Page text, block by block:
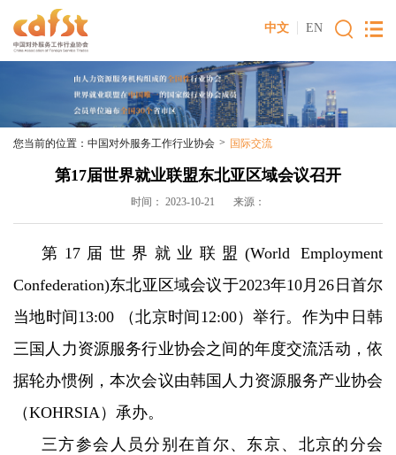
中文 EN
您当前的位置： 中国对外服务工作行业协会 > 国际交流
第17届世界就业联盟东北亚区域会议召开
时间： 2023-10-21 来源：
第17届世界就业联盟(World Employment
Confederation)东北亚区域会议于2023年10月26日首尔
当地时间13:00 （北京时间12:00）举行。作为中日韩
三国人力资源服务行业协会之间的年度交流活动，依
据轮办惯例，本次会议由韩国人力资源服务产业协会
（KOHRSIA）承办。
三方参会人员分别在首尔、东京、北京的分会